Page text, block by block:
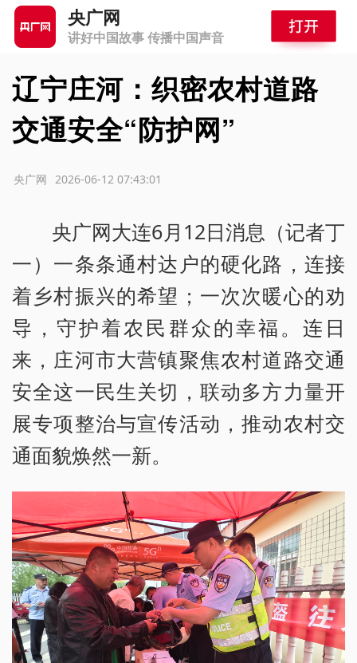
央广网
讲好中国故事 传播中国声音
辽宁庄河：织密农村道路
交通安全“防护网”
2026-06-12 07:43:01
央广网
央广网大连6月12日消息（记者丁
一）一条条通村达户的硬化路，连接
着乡村振兴的希望；一次次暖心的劝
导，守护着农民群众的幸福。连日
来，庄河市大营镇聚焦农村道路交通
安全这一民生关切，联动多方力量开
展专项整治与宣传活动，推动农村交
通面貌焕然一新。